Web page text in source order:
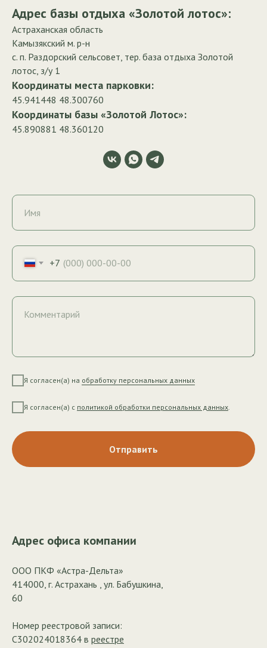
Адрес базы отдыха «Золотой лотос»:
Астраханская область
Камызякский м. р-н
с. п. Раздорский сельсовет, тер. база отдыха Золотой
лотос, з/у 1
Координаты места парковки:
45.941448 48.300760
Координаты базы «Золотой Лотос»:
45.890881 48.360120
Имя
+7
Комментарий
Я согласен(а) на обработку персональных данных
Я согласен(а) с политикой обработки персональных данных
Отправить
Адрес офиса компании
ООО ПКФ «Астра-Дельта»
414000, г. Астрахань , ул. Бабушкина,
60
Номер реестровой записи:
С302024018364 в реестре